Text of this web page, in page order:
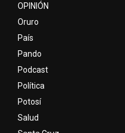
OPINIÓN
Oruro
País
Pando
Podcast
Política
Potosí
Salud